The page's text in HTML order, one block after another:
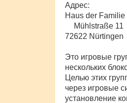
Адрес:
Haus der
Mühlstraße 11
72622 Nürtingen
Это игровые
нескольких
Целью этих
через игровые
установление